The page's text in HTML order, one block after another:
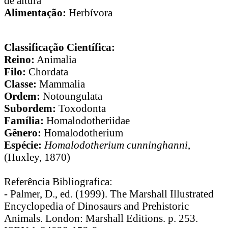
Alimentação: Herbívora
Classificação Científica:
Reino: Animalia
Filo: Chordata
Classe: Mammalia
Ordem: Notoungulata
Subordem: Toxodonta
Família: Homalodotheriidae
Gênero: Homalodotherium
Espécie: Homalodotherium cunninghanni,
(Huxley, 1870)
Referência Bibliografica:
- Palmer, D., ed. (1999). The Marshall Illustrated
Encyclopedia of Dinosaurs and Prehistoric
Animals. London: Marshall Editions. p. 253.